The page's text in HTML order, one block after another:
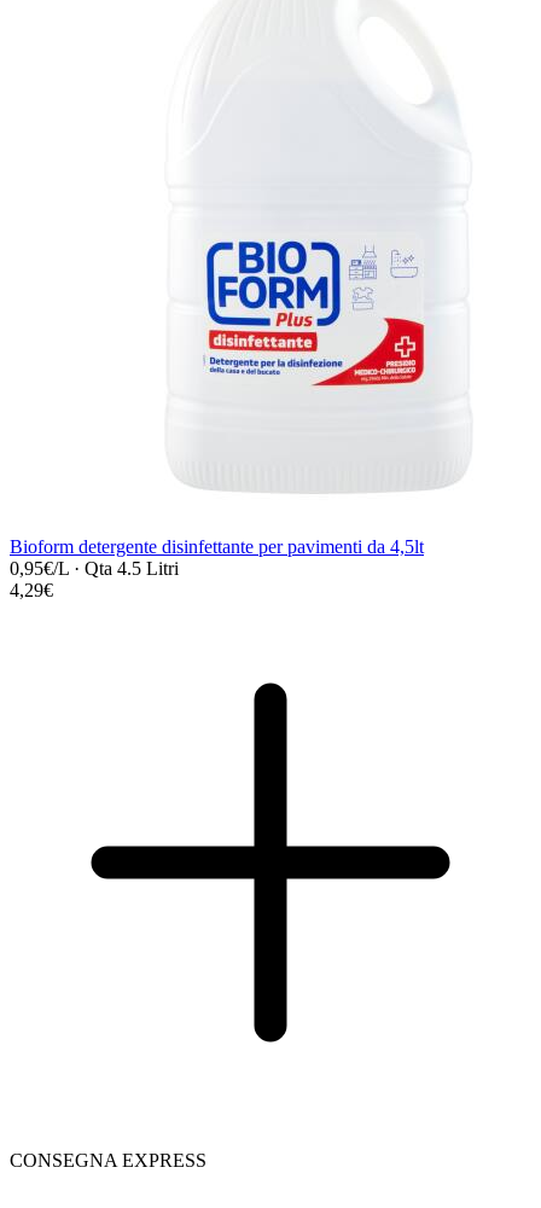
Bioform detergente disinfettante per pavimenti da 4,5lt
0,95€/L · Qta 4.5 Litri
4,29€
CONSEGNA EXPRESS